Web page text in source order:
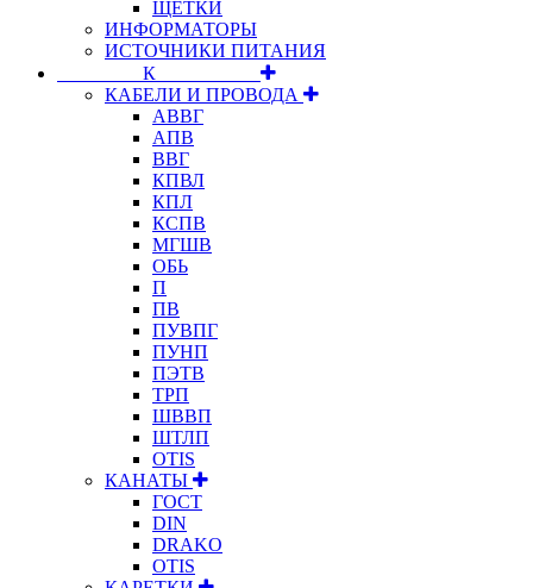
ЩЁТКИ
ИНФОРМАТОРЫ
ИСТОЧНИКИ ПИТАНИЯ
⠀⠀⠀⠀⠀⠀К⠀⠀⠀⠀⠀⠀⠀
КАБЕЛИ И ПРОВОДА
АВВГ
АПВ
ВВГ
КПВЛ
КПЛ
КСПВ
МГШВ
ОБЬ
П
ПВ
ПУВПГ
ПУНП
ПЭТВ
ТРП
ШВВП
ШТЛП
OTIS
КАНАТЫ
ГОСТ
DIN
DRAKO
OTIS